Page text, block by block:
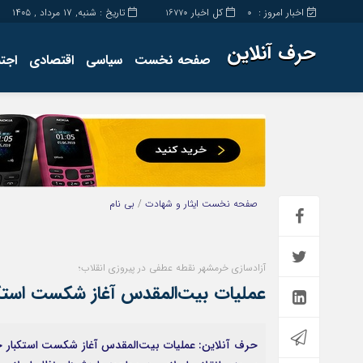
کل اخبار 16770 اخبار امروز : 0 تاریخ : شنبه, ۱۷ مرداد , ۱۴۰۵
حرف آنلاین صفحه نخست سیاسی اقتصادی
صفحه نخست ایثار و شهادت / بی نام
آزادسازی خرمشهر نقطه عطفی در پیروزی انقلاب؛
عملیات بیت‌المقدس آغاز شکست
حرف آنلاین: عملیات بیت‌المقدس آغاز شکست استکبار